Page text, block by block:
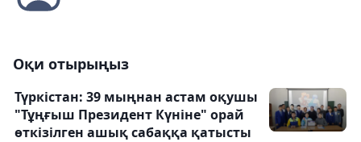
Оқи отырыңыз
Түркістан: 39 мыңнан астам оқушы
"Тұңғыш Президент Күніне" орай
өткізілген ашық сабаққа қатысты